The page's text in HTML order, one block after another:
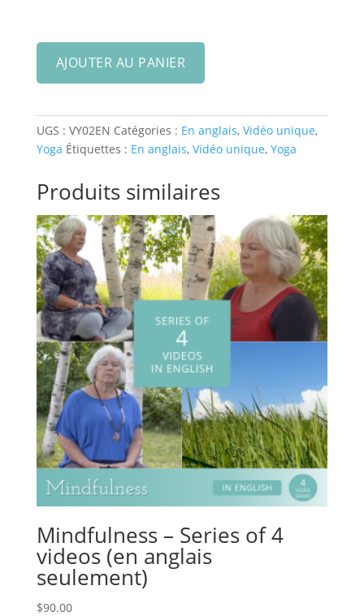
Video
-
Yoga
a
Healthy
Back
(en
anglais
seulement)
AJOUTER AU PANIER
UGS : VY02EN Catégories : En anglais, Vidéo unique,
Yoga Étiquettes : En anglais, Vidéo unique, Yoga
Produits similaires
Mindfulness – Series of 4
videos (en anglais
seulement)
$90.00